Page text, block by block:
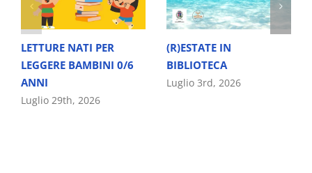
LETTURE NATI PER
LEGGERE BAMBINI 0/6
ANNI
Luglio 29th, 2026
(R)ESTATE IN
BIBLIOTECA
Luglio 3rd, 2026